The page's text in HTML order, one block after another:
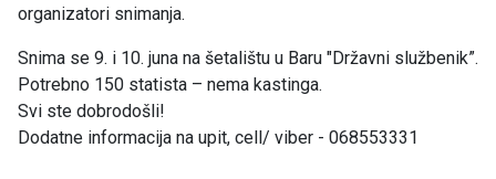
organizatori snimanja.
Snima se 9. i 10. juna na šetalištu u Baru "Državni službenik”.
Potrebno 150 statista – nema kastinga.
Svi ste dobrodošli!
Dodatne informacija na upit, cell/ viber - 068553331